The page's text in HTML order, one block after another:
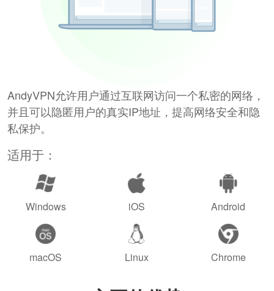
AndyVPN允许用户通过互联网访问一个私密的网络，
并且可以隐匿用户的真实IP地址，提高网络安全和隐
私保护。
适用于：
Windows iOS Android
macOS Linux Chrome